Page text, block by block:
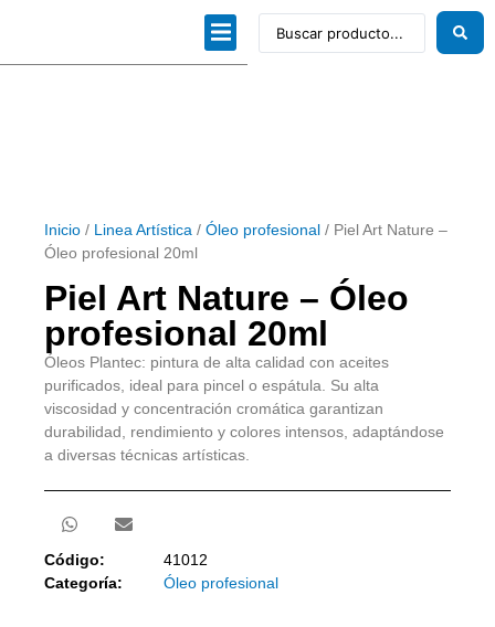
Inicio / Linea Artística / Óleo profesional / Piel Art Nature –
Óleo profesional 20ml
Piel Art Nature – Óleo
profesional 20ml
Óleos Plantec: pintura de alta calidad con aceites
purificados, ideal para pincel o espátula. Su alta
viscosidad y concentración cromática garantizan
durabilidad, rendimiento y colores intensos, adaptándose
a diversas técnicas artísticas.
Código:
41012
Categoría:
Óleo profesional